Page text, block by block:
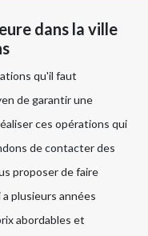
dans la ville
qu'il faut
de garantir une
ces opérations qui
de contacter des
proposer de faire
plusieurs années
abordables et